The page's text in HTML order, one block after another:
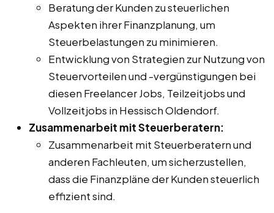
Beratung der Kunden zu steuerlichen
Aspekten ihrer Finanzplanung, um
Steuerbelastungen zu minimieren.
Entwicklung von Strategien zur Nutzung von
Steuervorteilen und -vergünstigungen bei
diesen Freelancer Jobs, Teilzeitjobs und
Vollzeitjobs in Hessisch Oldendorf.
Zusammenarbeit mit Steuerberatern:
Zusammenarbeit mit Steuerberatern und
anderen Fachleuten, um sicherzustellen,
dass die Finanzpläne der Kunden steuerlich
effizient sind.